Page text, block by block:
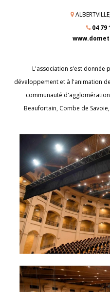
04 79
L'association s'est donnée
développement et à l'animation
communauté
Beaufortain, Combe de